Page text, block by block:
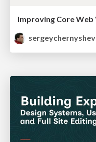
sergeychernyshev